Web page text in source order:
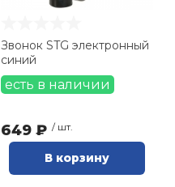
Звонок STG электронный
синий
есть в наличии
649 ₽ / шт.
В корзину